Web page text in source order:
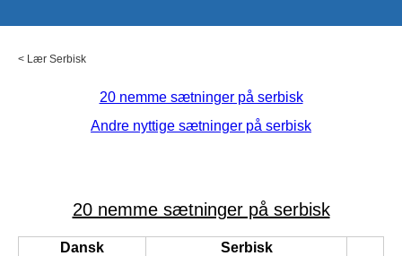
< Lær Serbisk
20 nemme sætninger på serbisk
Andre nyttige sætninger på serbisk
20 nemme sætninger på serbisk
Dansk
Serbisk